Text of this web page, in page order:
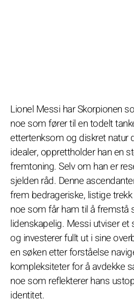
Lionel Messi har Skorpionen
noe som fører til en todelt
ettertenksom og diskret natur
idealer, opprettholder han en
fremtoning. Selv om han er
sjelden råd. Denne
frem bedrageriske, listige
noe som får ham til å fremstå
lidenskapelig. Messi utviser et
og investerer fullt ut i sine
en søken etter forståelse
kompleksiteter for å avdekke
noe som reflekterer hans
identitet.